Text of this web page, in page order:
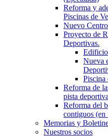
Reforma y
Piscinas de
Nuevo
Proyecto de
Deportivas.
Nueva
Piscina
Reforma de
pista
Reforma del
contiguos (en
Memorias y
Nuestros socios